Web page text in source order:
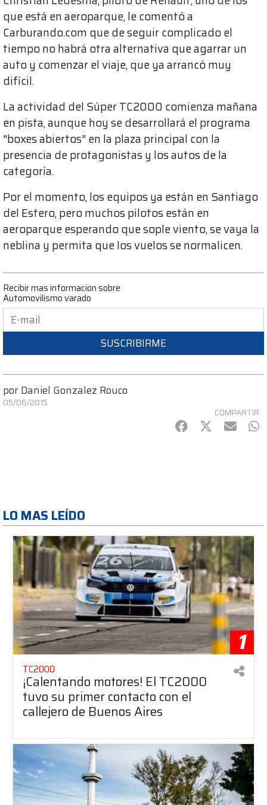
que está en aeroparque, le comentó a
Carburando.com que de seguir complicado el
tiempo no habrá otra alternativa que agarrar un
auto y comenzar el viaje, que ya arrancó muy
difícil.
La actividad del Súper TC2000 comienza mañana
en pista, aunque hoy se desarrollará el programa
"boxes abiertos" en la plaza principal con la
presencia de protagonistas y los autos de la
categoría.
Por el momento, los equipos ya están en Santiago
del Estero, pero muchos pilotos están en
aeroparque esperando que sople viento, se vaya la
neblina y permita que los vuelos se normalicen.
Recibir mas informacion sobre
Automovilismo varado
SUSCRIBIRME
por Daniel Gonzalez Rouco
05/06/2015
COMPARTIR
Facebook
Twitter
mail
LO MAS LEÍDO
1
TC2000
¡Calentando motores! El TC2000
tuvo su primer contacto con el
callejero de Buenos Aires